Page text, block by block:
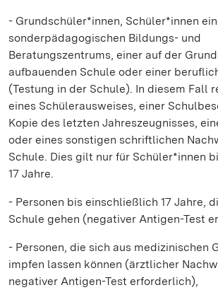
- Grundschüler*innen, Schüler*innen
sonderpädagogischen Bildungs- und
Beratungszentrums, einer auf der
aufbauenden Schule oder einer
(Testung in der Schule). In diesem Fall
eines Schülerausweises, einer
Kopie des letzten Jahreszeugnisses,
oder eines sonstigen schriftlichen
Schule. Dies gilt nur für Schüler*innen
17 Jahre.
- Personen bis einschließlich 17 Jahre,
Schule gehen (negativer Antigen-Test
- Personen, die sich aus medizinischen
impfen lassen können (ärztlicher
negativer Antigen-Test erforderlich),